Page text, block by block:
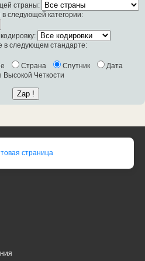
страны:
следующей категории:
в следующем стандарте:
Страна Спутник
Дата
Четкости
страница